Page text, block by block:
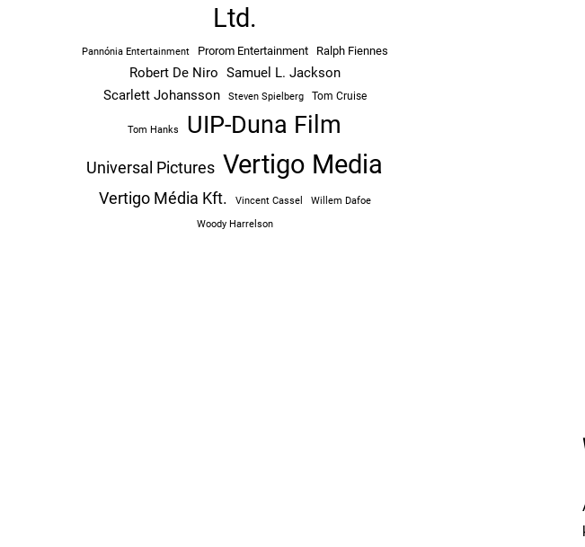
Ltd.
Pannónia Entertainment Prorom Entertainment Ralph Fiennes
Robert De Niro Samuel L. Jackson
Scarlett Johansson
Steven Spielberg Tom Cruise
Tom Hanks UIP-Duna Film
Universal Pictures Vertigo Media
Vertigo Média Kft. Vincent Cassel
Willem Dafoe
Woody Harrelson